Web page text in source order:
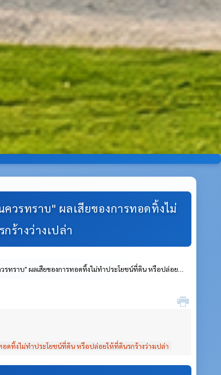
วรทราบ" ผลเสียของการทอดทิ้งไม่
ร้างว่างเปล่า
รทราบ" ผลเสียของการทอดทิ้งไม่ทำประโยชน์ที่ดิน หรือปล่อย
ดทิ้งไม่ทำประโยชน์ที่ดิน หรือปล่อยให้ที่ดินรกร้างว่างเปล่า